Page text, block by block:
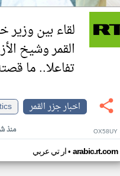
لقاء بين وزير
القمر وشيخ
تفاعلا.. ما
اخبار جزر القمر
منذ OX58UY
ار تي عربي• arabic.rt.com